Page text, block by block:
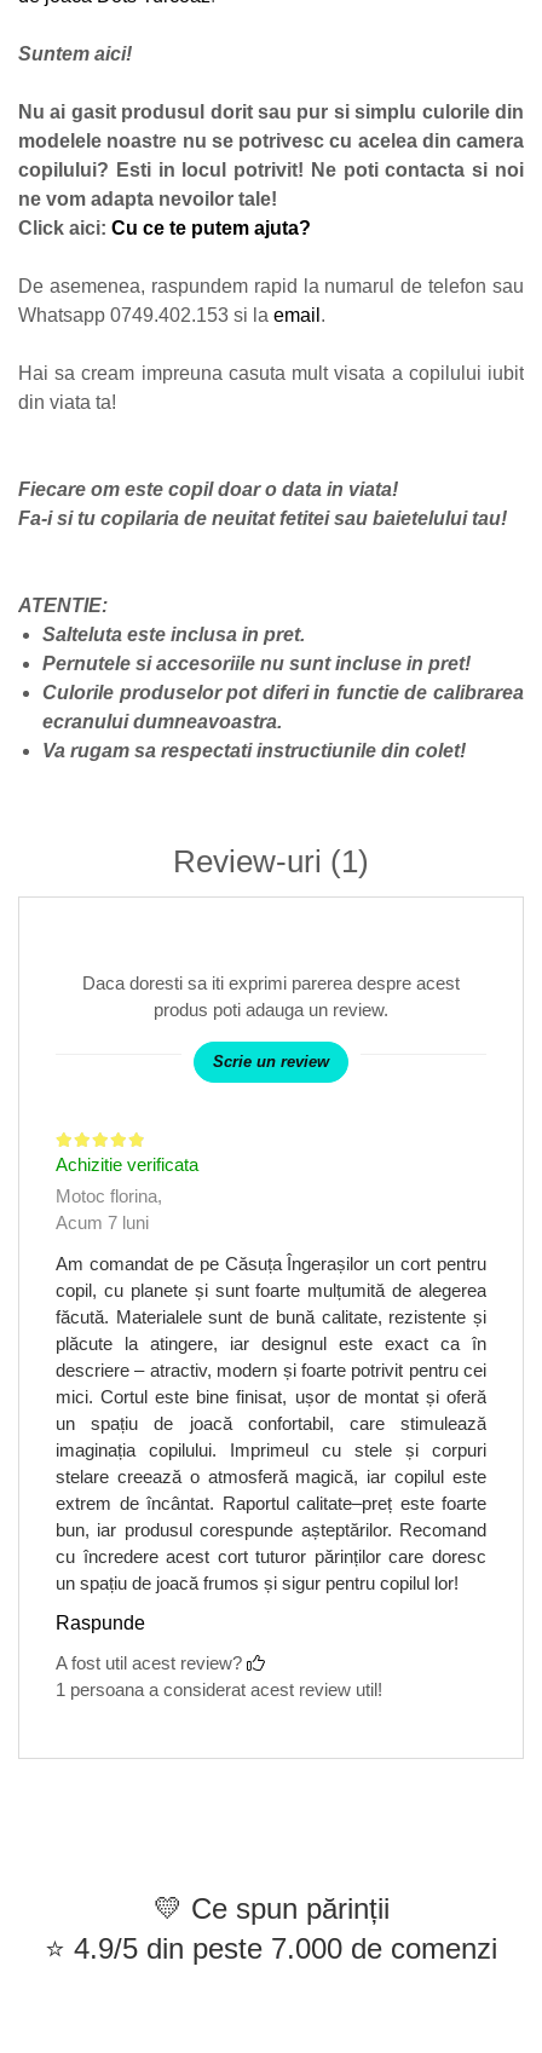
Suntem aici!
Nu ai gasit produsul dorit sau pur si simplu culorile din
modelele noastre nu se potrivesc cu acelea din camera
copilului? Esti in locul potrivit! Ne poti contacta si noi
ne vom adapta nevoilor tale!
Click aici: Cu ce te putem ajuta?
De asemenea, raspundem rapid la numarul de telefon sau
Whatsapp 0749.402.153 si la email .
Hai sa cream impreuna casuta mult visata a copilului iubit
din viata ta!
Fiecare om este copil doar o data in viata!
Fa-i si tu copilaria de neuitat fetitei sau baietelului tau!
ATENTIE:
Salteluta este inclusa in pret.
Pernutele si accesoriile nu sunt incluse in pret!
Culorile produselor pot diferi in functie de calibrarea
ecranului dumneavoastra.
Va rugam sa respectati instructiunile din colet!
Review-uri (1)
Daca doresti sa iti exprimi parerea despre acest
produs poti adauga un review.
Scrie un review
Achizitie verificata
Motoc florina,
Acum 7 luni
Am comandat de pe Căsuța Îngerașilor un cort pentru
copil, cu planete și sunt foarte mulțumită de alegerea
făcută. Materialele sunt de bună calitate, rezistente și
plăcute la atingere, iar designul este exact ca în
descriere – atractiv, modern și foarte potrivit pentru cei
mici. Cortul este bine finisat, ușor de montat și oferă
un spațiu de joacă confortabil, care stimulează
imaginația copilului. Imprimeul cu stele și corpuri
stelare creează o atmosferă magică, iar copilul este
extrem de încântat. Raportul calitate–preț este foarte
bun, iar produsul corespunde așteptărilor. Recomand
cu încredere acest cort tuturor părinților care doresc
un spațiu de joacă frumos și sigur pentru copilul lor!
Raspunde
A fost util acest review?
1 persoana a considerat acest review util!
💛 Ce spun părinții
⭐ 4.9/5 din peste 7.000 de comenzi